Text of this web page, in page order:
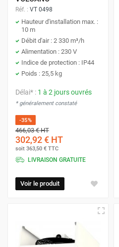
Réf. : VT 0498
Hauteur d'installation max. :
10 m
Débit d'air : 2 330 m³/h
Alimentation : 230 V
Indice de protection : IP44
Poids : 25,5 kg
Délai* : 1 à 2 jours ouvrés
* généralement constaté
-35%
466,03 €HT
302,92 € HT
soit 363,50 € TTC
LIVRAISON GRATUITE
Voir le produit